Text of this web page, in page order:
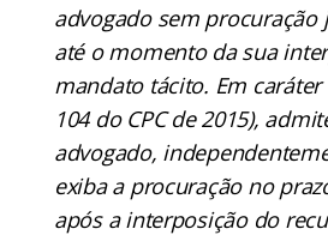
advogado sem procuração
até o momento da sua
mandato tácito. Em caráter
104 do CPC de 2015),
advogado,
exiba a procuração no
após a interposição do